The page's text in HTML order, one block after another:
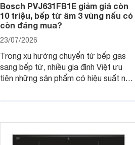
Bosch PVJ631FB1E giảm giá còn
10 triệu, bếp từ âm 3 vùng nấu có
còn đáng mua?
23/07/2026
Trong xu hướng chuyển từ bếp gas
sang bếp từ, nhiều gia đình Việt ưu
tiên những sản phẩm có hiệu suất nấu
mẫu bếp đáp ứng tốt các tiêu chí này.